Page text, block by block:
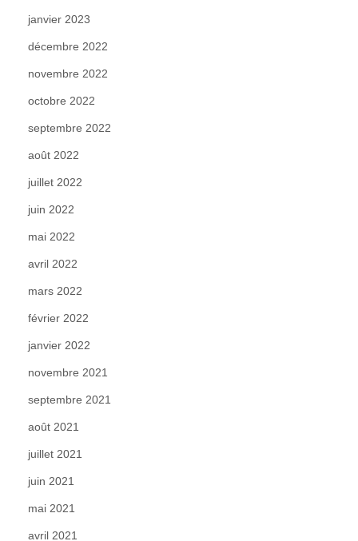
janvier 2023
décembre 2022
novembre 2022
octobre 2022
septembre 2022
août 2022
juillet 2022
juin 2022
mai 2022
avril 2022
mars 2022
février 2022
janvier 2022
novembre 2021
septembre 2021
août 2021
juillet 2021
juin 2021
mai 2021
avril 2021